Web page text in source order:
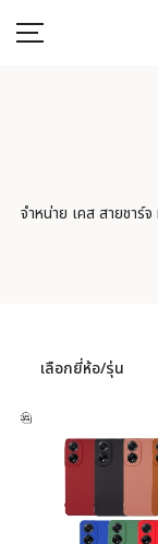
หน้าหลัก
ฟิล์มกันรอย
อุปกรณ์สมาร์ทวอช
หูฟัง/สมอลทอร์ค
อุปกรณ์ชาร์จ
จำหน่าย เคส สายชา
เลือกยี่ห้อ/รุ่น